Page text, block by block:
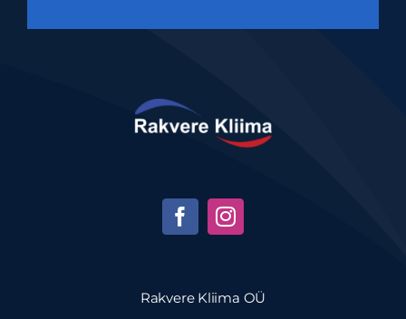
Rakvere Kliima OÜ